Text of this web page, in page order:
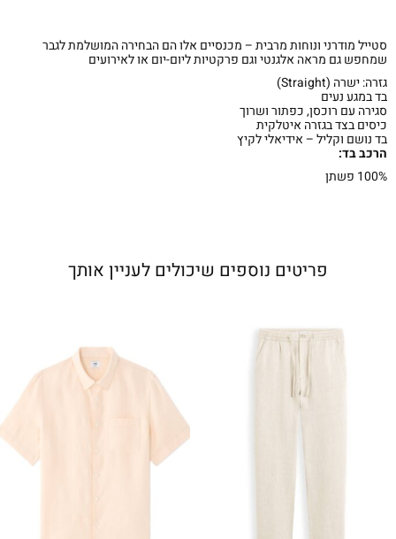
סטייל מודרני ונוחות מרבית – מכנסיים אלו הם הבחירה המושלמת לגבר
שמחפש גם מראה אלגנטי וגם פרקטיות ליום-יום או לאירועים
גזרה: ישרה (Straight)
בד במגע נעים
סגירה עם רוכסן, כפתור ושרוך
כיסים בצד בגזרה איטלקית
בד נושם וקליל – אידיאלי לקיץ
הרכב בד:
100% פשתן
פריטים נוספים שיכולים לעניין אותך